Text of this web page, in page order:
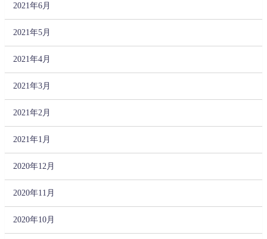
2021年6月
2021年5月
2021年4月
2021年3月
2021年2月
2021年1月
2020年12月
2020年11月
2020年10月